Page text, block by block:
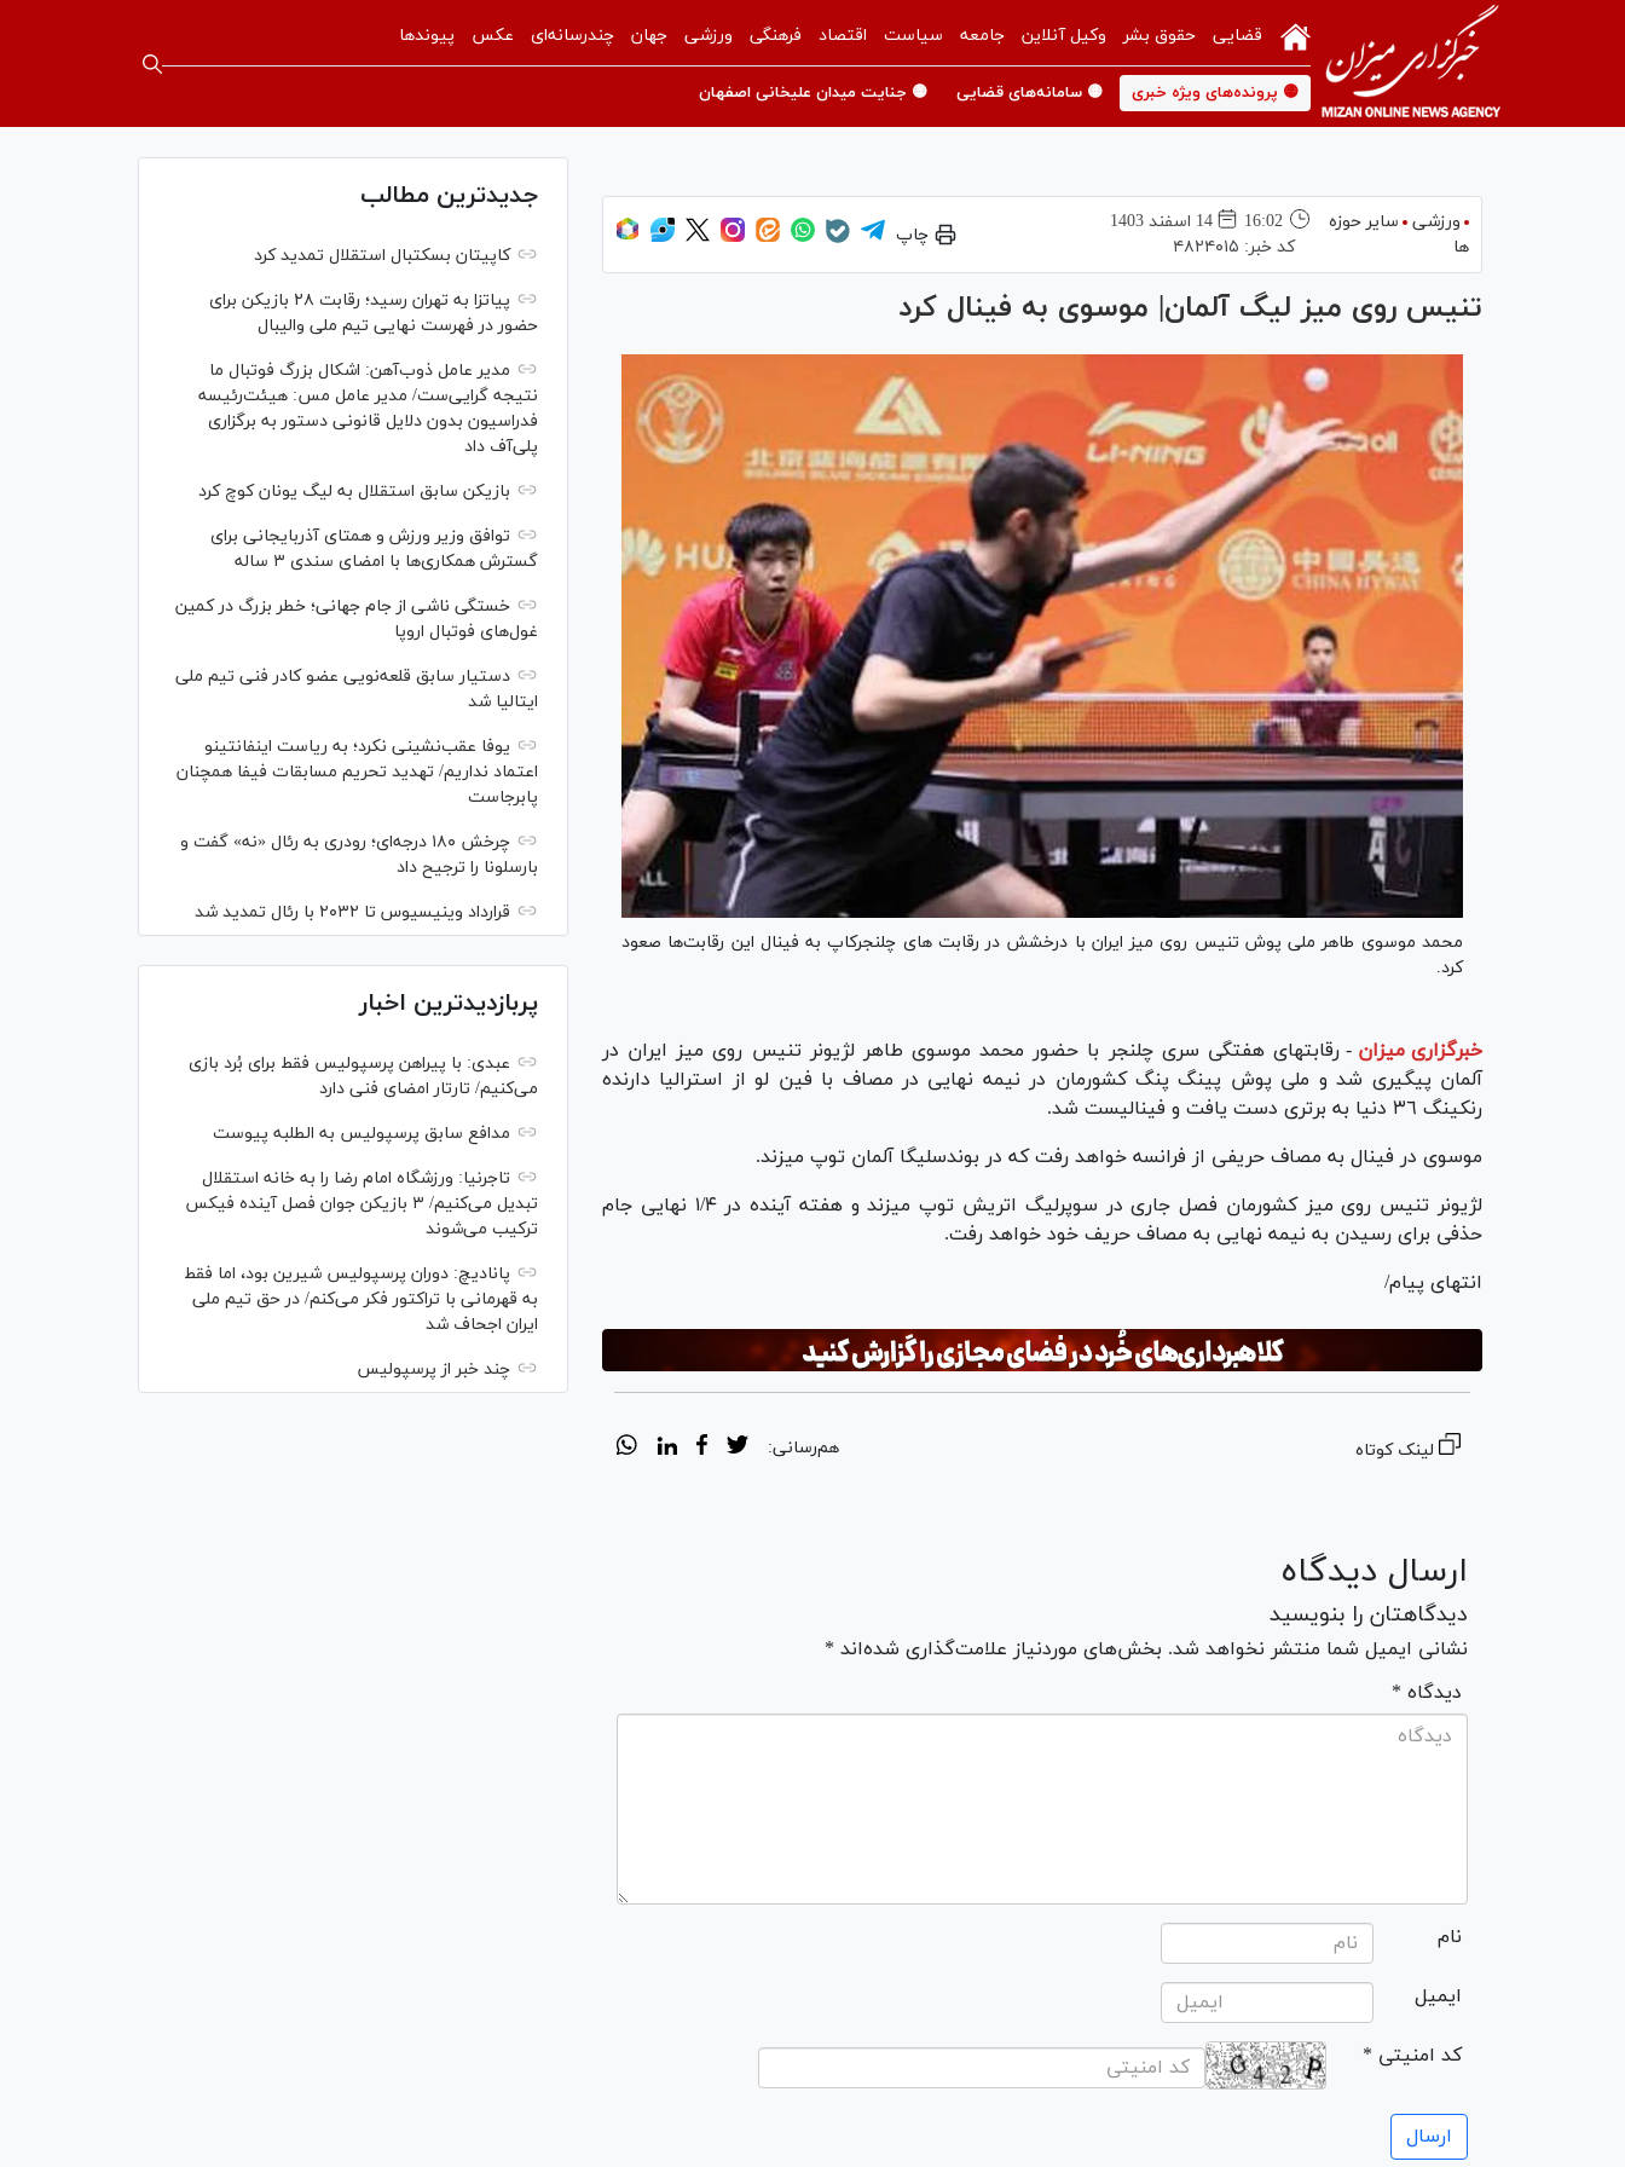
قضایی حقوق بشر وکیل آنلاین جامعه سیاست اقتصاد فرهنگی ورزشی جهان چندرسانه‌ای عکس پیوندها
🟡 پرونده‌های ویژه خبری 🟡 سامانه‌های قضایی 🟡 جنایت میدان علیخانی اصفهان
ورزشی
سایر حوزه
ها
16:02
14 اسفند 1403
کد خبر: ۴۸۲۴۰۱۵
چاپ
تنیس روی میز لیگ آلمان| موسوى به فینال کرد
محمد موسوى طاهر ملى پوش تنیس روى میز ایران با درخشش در رقابت هاى چلنجرکاپ به فینال این رقابت‌ها صعود
کرد.
خبرگزاری میزان - رقابتهاى هفتگى سرى چلنجر با حضور محمد موسوى طاهر لژیونر تنیس روى میز ایران در
آلمان پیگیرى شد و ملى پوش پینگ پنگ کشورمان در نیمه نهایى در مصاف با فین لو از استرالیا دارنده
رنکینگ ٣٦ دنیا به برترى دست یافت و فینالیست شد.
موسوى در فینال به مصاف حریفى از فرانسه خواهد رفت که در بوندسلیگا آلمان توپ میزند.
لژیونر تنیس روى میز کشورمان فصل جارى در سوپرلیگ اتریش توپ میزند و هفته آینده در ١/۴ نهایى جام
حذفى براى رسیدن به نیمه نهایى به مصاف حریف خود خواهد رفت.
انتهای پیام/
لینک کوتاه هم‌رسانی:
ارسال دیدگاه
دیدگاهتان را بنویسید
نشانی ایمیل شما منتشر نخواهد شد. بخش‌های موردنیاز علامت‌گذاری شده‌اند *
* دیدگاه
نام
ایمیل
* کد امنیتی
جدیدترین مطالب
کاپیتان بسکتبال استقلال تمدید کرد
پیاتزا به تهران رسید؛ رقابت ۲۸ بازیکن برای
حضور در فهرست نهایی تیم ملی والیبال
مدیر عامل ذوب‌آهن: اشکال بزرگ فوتبال ما
نتیجه گرایی‌ست/ مدیر عامل مس: هیئت‌رئیسه
فدراسیون بدون دلایل قانونی دستور به برگزاری
پلی‌آف داد
بازیکن سابق استقلال به لیگ یونان کوچ کرد
توافق وزیر ورزش و همتای آذربایجانی برای
گسترش همکاری‌ها با امضای سندی ۳ ساله
خستگی ناشی از جام جهانی؛ خطر بزرگ در کمین
غول‌های فوتبال اروپا
دستیار سابق قلعه‌نویی عضو کادر فنی تیم ملی
ایتالیا شد
یوفا عقب‌نشینی نکرد؛ به ریاست اینفانتینو
اعتماد نداریم/ تهدید تحریم مسابقات فیفا همچنان
پابرجاست
چرخش ۱۸۰ درجه‌ای؛ رودری به رئال «نه» گفت و
بارسلونا را ترجیح داد
قرارداد وینیسیوس تا ۲۰۳۲ با رئال‌ تمدید شد
پربازدیدترین اخبار
عبدی: با پیراهن پرسپولیس فقط برای بُرد بازی
می‌کنیم/ تارتار امضای فنی دارد
مدافع سابق پرسپولیس به الطلبه پیوست
تاجرنیا: ورزشگاه امام رضا را به خانه استقلال
تبدیل می‌کنیم/ ۳ بازیکن جوان فصل آینده فیکس
ترکیب می‌شوند
پانادیچ: دوران پرسپولیس شیرین بود، اما فقط
به قهرمانی با تراکتور فکر می‌کنم/ در حق تیم ملی
ایران اجحاف شد
چند خبر از پرسپولیس